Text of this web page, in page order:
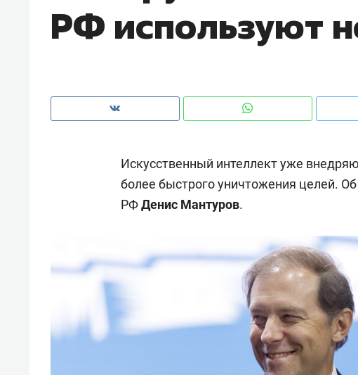
РФ используют
Искусственный интеллект уже
более быстрого уничтожения целей.
РФДенис Мантуров.
чем интересен Оман?
о
Как ГК «МИР ГРУПП» и ВТБ
комфорта под Казанью
Рекомендуем
150 камер до
ID вместо